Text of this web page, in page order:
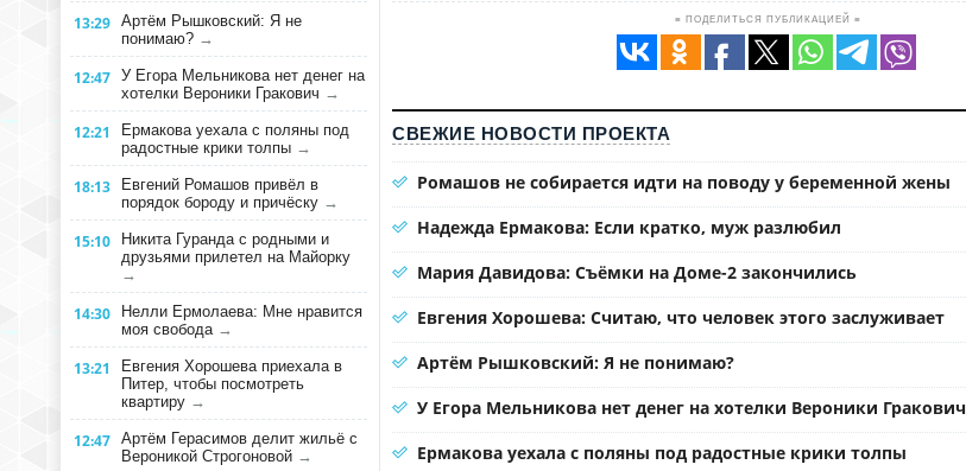
13:29 Артём Рышковский: Я не
понимаю? →
12:47 У Егора Мельникова нет денег на
хотелки Вероники Гракович →
12:21
Ермакова уехала с поляны под
радостные крики толпы →
18:13
Евгений Ромашов привёл в
порядок бороду и причёску →
15:10
Никита Гуранда с родными и
друзьями прилетел на Майорку
→
14:30
Нелли Ермолаева: Мне нравится
моя свобода →
13:21
Евгения Хорошева приехала в
Питер, чтобы посмотреть
квартиру →
12:47 Артём Герасимов делит жильё с
Вероникой Строгоновой →
≡ ПОДЕЛИТЬСЯ ПУБЛИКАЦИЕЙ ≡
СВЕЖИЕ НОВОСТИ ПРОЕКТА
Ромашов не собирается идти на поводу у беременной жены
Надежда Ермакова: Если кратко, муж разлюбил
Мария Давидова: Съёмки на Доме-2 закончились
Евгения Хорошева: Считаю, что человек этого заслуживает
Артём Рышковский: Я не понимаю?
У Егора Мельникова нет денег на хотелки Вероники Гракович
Ермакова уехала с поляны под радостные крики толпы